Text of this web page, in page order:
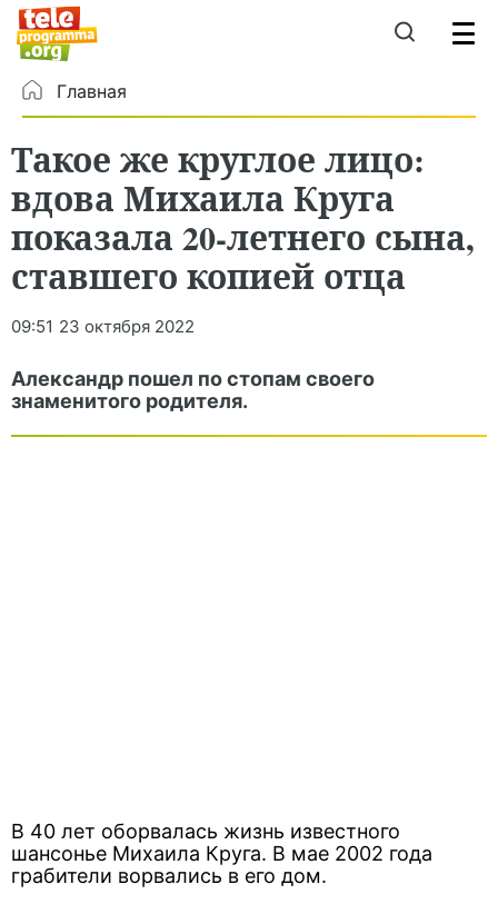
Главная
Такое же круглое лицо:
вдова Михаила Круга
показала 20-летнего сына,
ставшего копией отца
09:51 23 октября 2022
Александр пошел по стопам своего
знаменитого родителя.
В 40 лет оборвалась жизнь известного
шансонье Михаила Круга. В мае 2002 года
грабители ворвались в его дом.